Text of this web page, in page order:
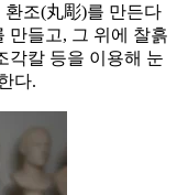
조(丸彫)를 만든다
만들고, 그 위에 찰흙
각칼 등을 이용해 눈
다.